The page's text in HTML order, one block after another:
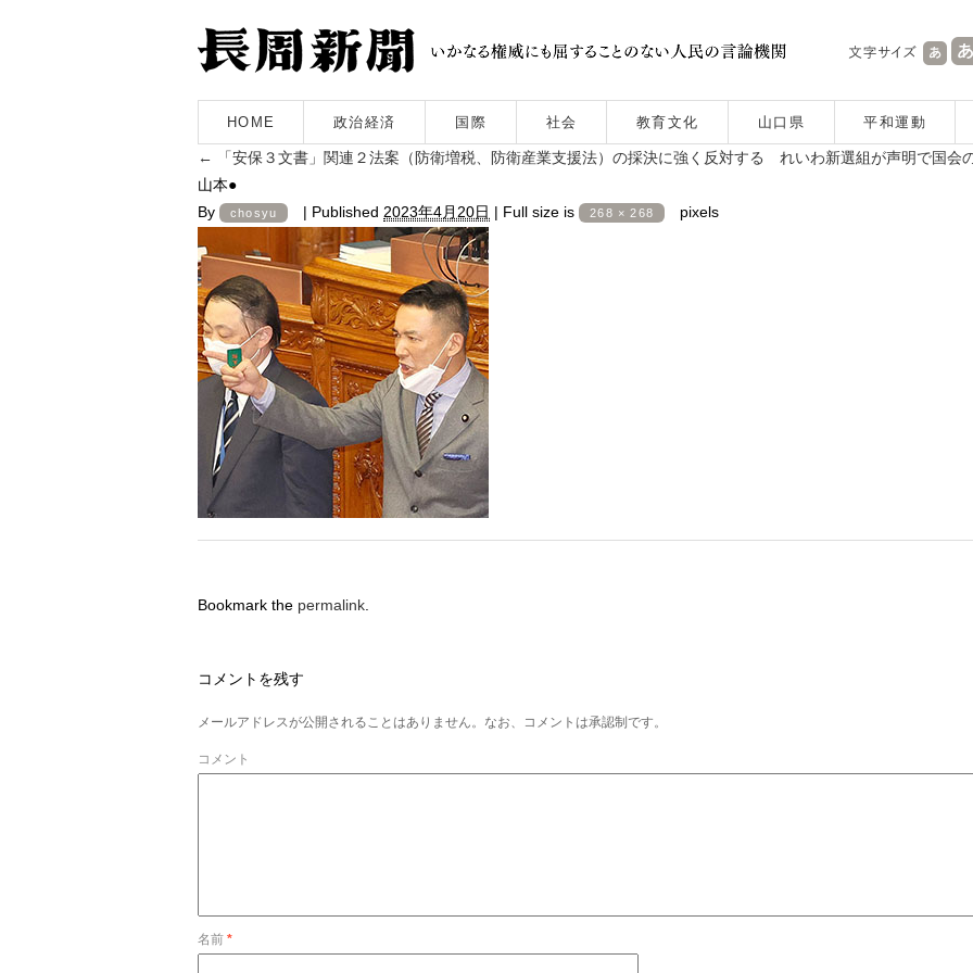
HOME 政治経済 国際 社会 教育文化 山口県 平和運動
←
「安保３文書」関連２法案（防衛増税、防衛産業支援法）の採決に強く反対する れいわ新選組が声明で国会
山本●
By
chosyu | Published 2023年4月20日 | Full size is 268 × 268 pixels
Bookmark the permalink
コメントを残す
メールアドレスが公開されることはありません。なお、コメントは承認制です。
コメント
名前 *